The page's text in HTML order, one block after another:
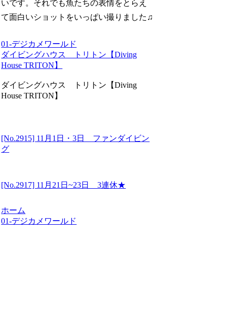
いです。それでも魚たちの表情をとらえ
て面白いショットをいっぱい撮りました♫
01-デジカメワールド
ダイビングハウス トリトン【Diving
House TRITON】
ダイビングハウス トリトン【Diving
House TRITON】
[No.2915] 11月1日・3日 ファンダイビン
グ
[No.2917] 11月21日~23日 3連休★
ホーム
01-デジカメワールド